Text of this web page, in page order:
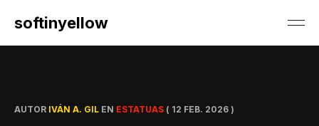
softinyellow
AUTOR IVÁN A. GIL EN ESTATUAS ( 12 FEB. 2026 )